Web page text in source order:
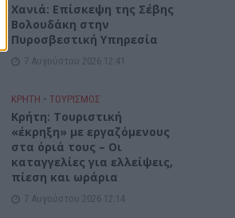
Xανιά: Επίσκεψη της Σέβης
Βολουδάκη στην
Πυροσβεστική Υπηρεσία
7 Αυγούστου 2026 12:41
ΚΡΗΤΗ • ΤΟΥΡΙΣΜΟΣ
Κρήτη: Τουριστική
«έκρηξη» με εργαζόμενους
στα όριά τους – Οι
καταγγελίες για ελλείψεις,
πίεση και ωράρια
7 Αυγούστου 2026 12:14